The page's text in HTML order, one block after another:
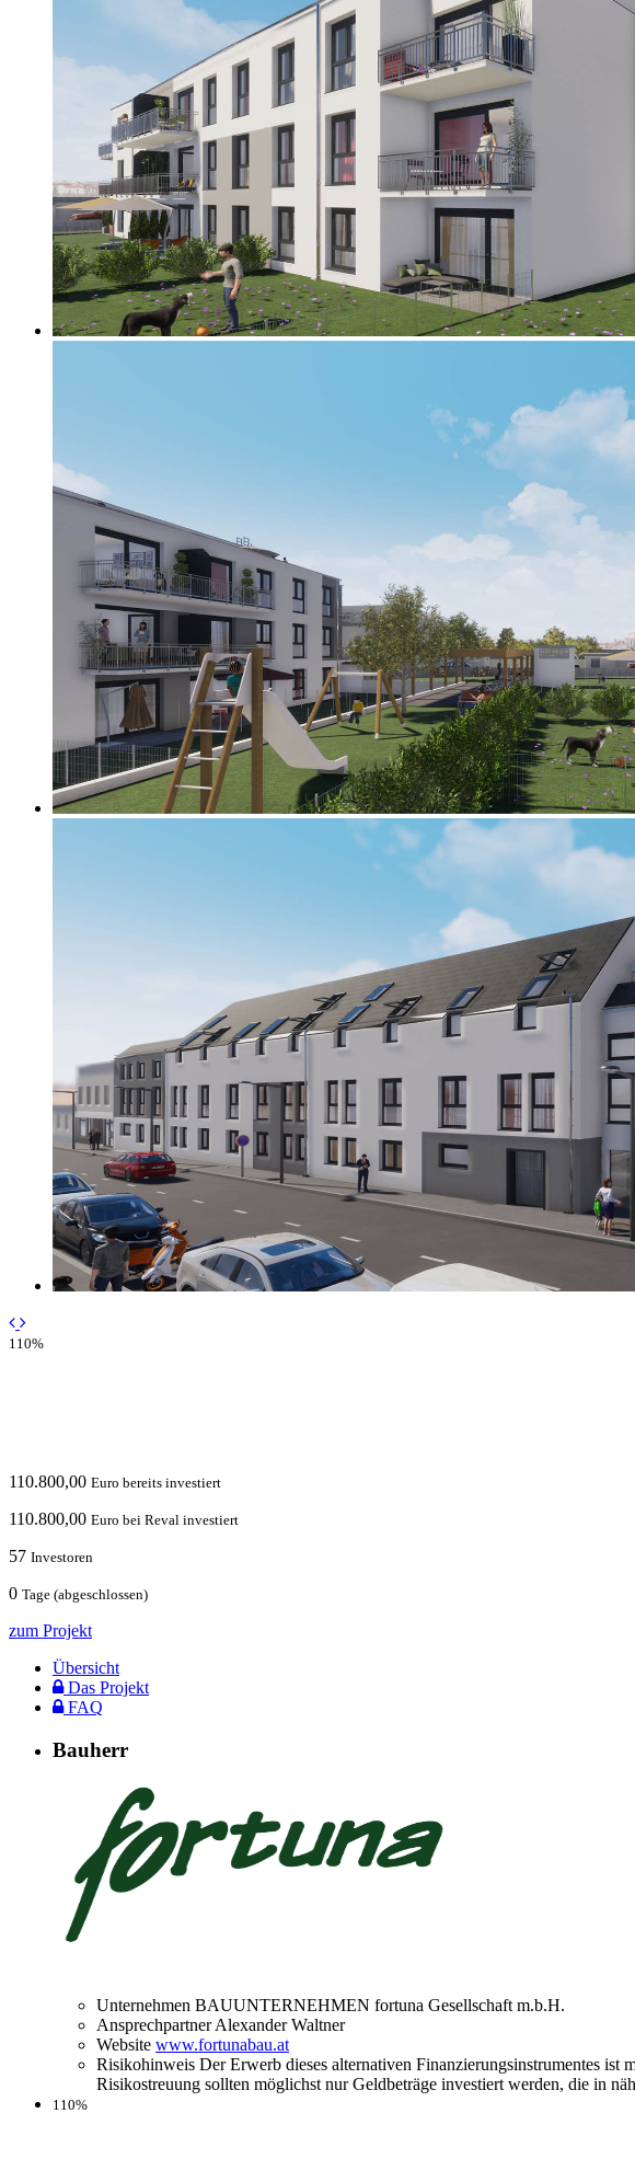
110%
110.800,00 Euro bereits investiert
110.800,00 Euro bei Reval investiert
57 Investoren
0 Tage (abgeschlossen)
zum Projekt
Übersicht
Das Projekt
FAQ
Bauherr
Unternehmen BAUUNTERNEHMEN fortuna Gesellschaft m.b.H.
Ansprechpartner Alexander Waltner
Website www.fortunabau.at
Risikohinweis Der Erwerb dieses alternativen Finanzierungsinstrumentes
Risikostreuung sollten möglichst nur Geldbeträge investiert werden, die in
110%